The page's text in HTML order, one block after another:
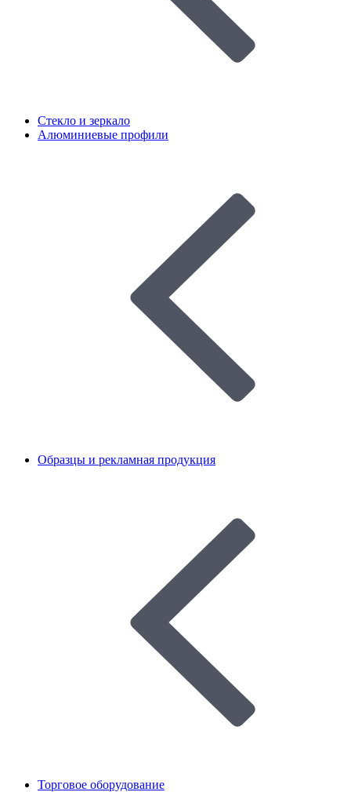
Стекло и зеркало
Алюминиевые профили
Образцы и рекламная продукция
Торговое оборудование